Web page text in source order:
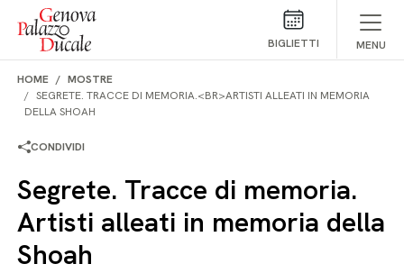
Salta al contenuto
BIGLIETTI MENU
HOME
MOSTRE
SEGRETE. TRACCE DI MEMORIA.<BR>ARTISTI ALLEATI IN MEMORIA
DELLA SHOAH
CONDIVIDI
Segrete. Tracce di memoria.
Artisti alleati in memoria della
Shoah